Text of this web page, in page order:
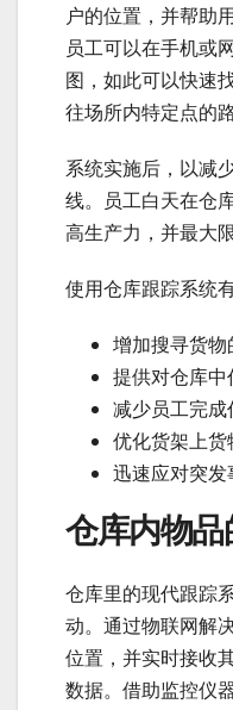
户的位置，并帮助
员工可以在手机或
图，如此可以快速
往场所内特定点的路
系统实施后，以减
线。员工白天在仓
高生产力，并最大
使用仓库跟踪系统
增加搜寻货物
提供对仓库
减少员工完成
优化货架上货
迅速应对突发
仓库内物
仓库里的现代跟踪
动。通过物联网解
位置，并实时接收
数据。借助监控仪